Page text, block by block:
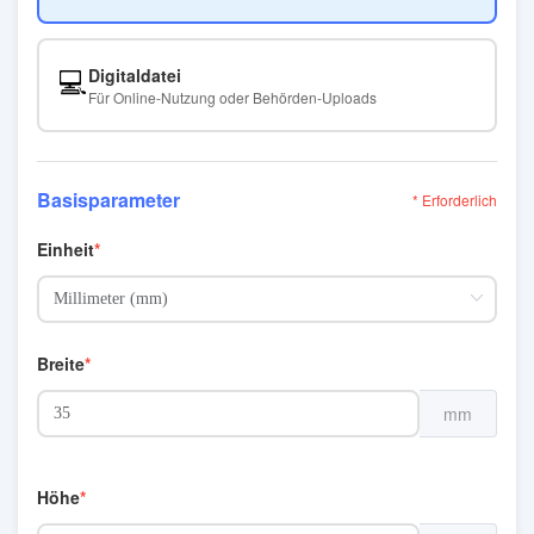
💻Digitaldatei
Für Online-Nutzung oder Behörden-Uploads
Basisparameter * Erforderlich
Einheit
Breite
mm
Höhe